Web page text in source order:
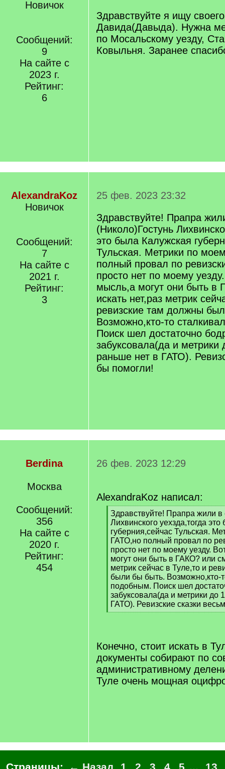
Новичок
Сообщений:
9
На сайте с
2023 г.
Рейтинг:
6
Здравствуйте я ищу
Давида(Давыда). Нужна
по Мосальскому уезду,
Ковыльня. Заранее
AlexandraKoz
Новичок
Сообщений:
7
На сайте с
2021 г.
Рейтинг:
3
25 фев. 2023 23:32
Здравствуйте! Прапра
(Николо)Гостунь
это была Калужская
Тульская. Метрики по
полный провал по
просто нет по моему
мысль,а могут они быть в
искать нет,раз метрик
ревизские там должны
Возможно,кто-то
Поиск шел достаточно
забуксовала(да и метрики
раньше нет в ГАТО).
бы помогли!
Berdina
Москва
Сообщений:
356
На сайте с
2020 г.
Рейтинг:
454
26 фев. 2023 12:29
AlexandraKoz написал:
[
q
]
Здравствуйте! Прапра жили в
Лихвинского уехзда,тогда
губерния,сейчас Тульская.
ГАТО,но полный провал по
просто нет по моему уезду.
могут они быть в ГАКО? или
метрик сейчас в Туле,то и
были бы быть. Возможно,кто-
подобным. Поиск шел
забуксовала(да и метрики до
ГАТО). Ревизские сказки
[
Конечно, стоит искать в
документы собирают по
административному
Туле очень мощная